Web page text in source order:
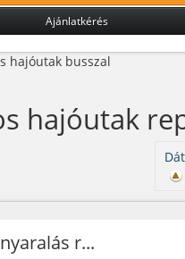
Ajánlatkérés
hajóutak busszal
hajóutak
r...